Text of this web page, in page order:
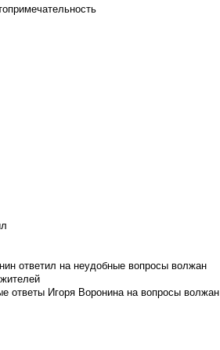
ответил на неудобные вопросы волжан
ответы Игоря Воронина на вопросы волжан